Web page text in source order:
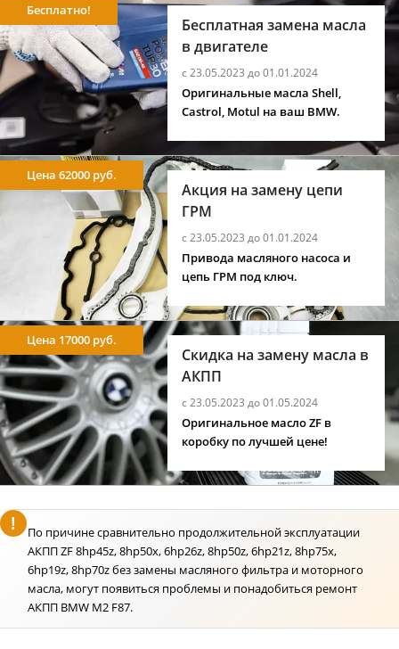
Бесплатная замена масла
в двигателе
с 23.05.2023 до 01.01.2024
Бесплатно!
Оригинальные масла Shell,
Castrol, Motul на ваш BMW.
Акция на замену цепи
ГРМ
с 23.05.2023 до 01.01.2024
Цена 62000 руб.
Привода масляного насоса и
цепь ГРМ под ключ.
Скидка на замену масла в
АКПП
с 23.05.2023 до 01.05.2024
Цена 17000 руб.
Оригинальное масло ZF в
коробку по лучшей цене!
По причине сравнительно продолжительной эксплуатации
АКПП ZF 8hp45z, 8hp50x, 6hp26z, 8hp50z, 6hp21z, 8hp75x,
6hp19z, 8hp70z без замены масляного фильтра и моторного
масла, могут появиться проблемы и понадобиться ремонт
АКПП BMW M2 F87.